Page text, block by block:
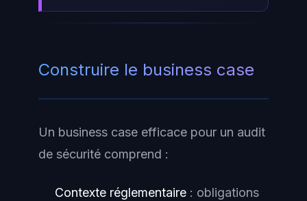
Construire le business case
Un business case efficace pour un audit
de sécurité comprend :
Contexte réglementaire : obligations